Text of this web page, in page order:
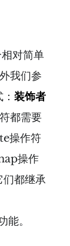
对简单
我们参
装饰者
都需要
操作符
操作
们都继承
。